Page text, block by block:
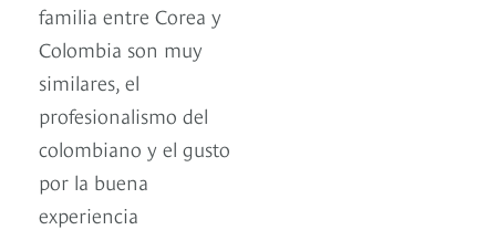
familia entre Corea y
Colombia son muy
similares, el
profesionalismo del
colombiano y el gusto
por la buena
experiencia